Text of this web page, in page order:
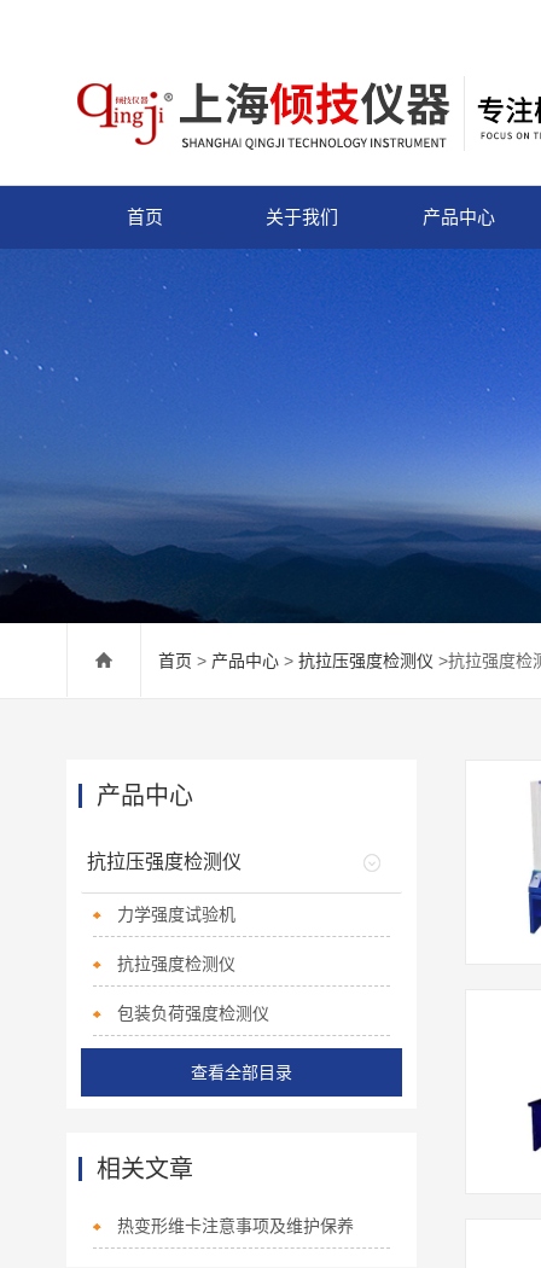
首页 关于我们 产品中心
首页 > 产品中心 > 抗拉压强度检测仪 >抗拉强度检
产品中心
抗拉压强度检测仪
力学强度试验机
抗拉强度检测仪
包装负荷强度检测仪
查看全部目录
相关文章
热变形维卡注意事项及维护保养